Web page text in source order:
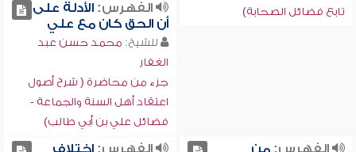
تابع فضائل الصحابة)
الفهرس:الأدلة على
أن الحق كان مع علي
للشيخ: محمد حسن عبد
الغفار
جزء من محاضرة ( شرح أصول
اعتقاد أهل السنة والجماعة -
فضائل علي بن أبي طالب)
الفهرس:من الفهرس:اختلاف